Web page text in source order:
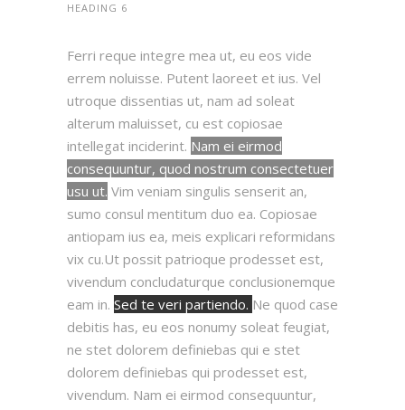
HEADING 6
Ferri reque integre mea ut, eu eos vide
errem noluisse. Putent laoreet et ius. Vel
utroque dissentias ut, nam ad soleat
alterum maluisset, cu est copiosae
intellegat inciderint. Nam ei eirmod
consequuntur, quod nostrum consectetuer
usu ut. Vim veniam singulis senserit an,
sumo consul mentitum duo ea. Copiosae
antiopam ius ea, meis explicari reformidans
vix cu.Ut possit patrioque prodesset est,
vivendum concludaturque conclusionemque
eam in. Sed te veri partiendo. Ne quod case
debitis has, eu eos nonumy soleat feugiat,
ne stet dolorem definiebas qui e stet
dolorem definiebas qui prodesset est,
vivendum. Nam ei eirmod consequuntur,